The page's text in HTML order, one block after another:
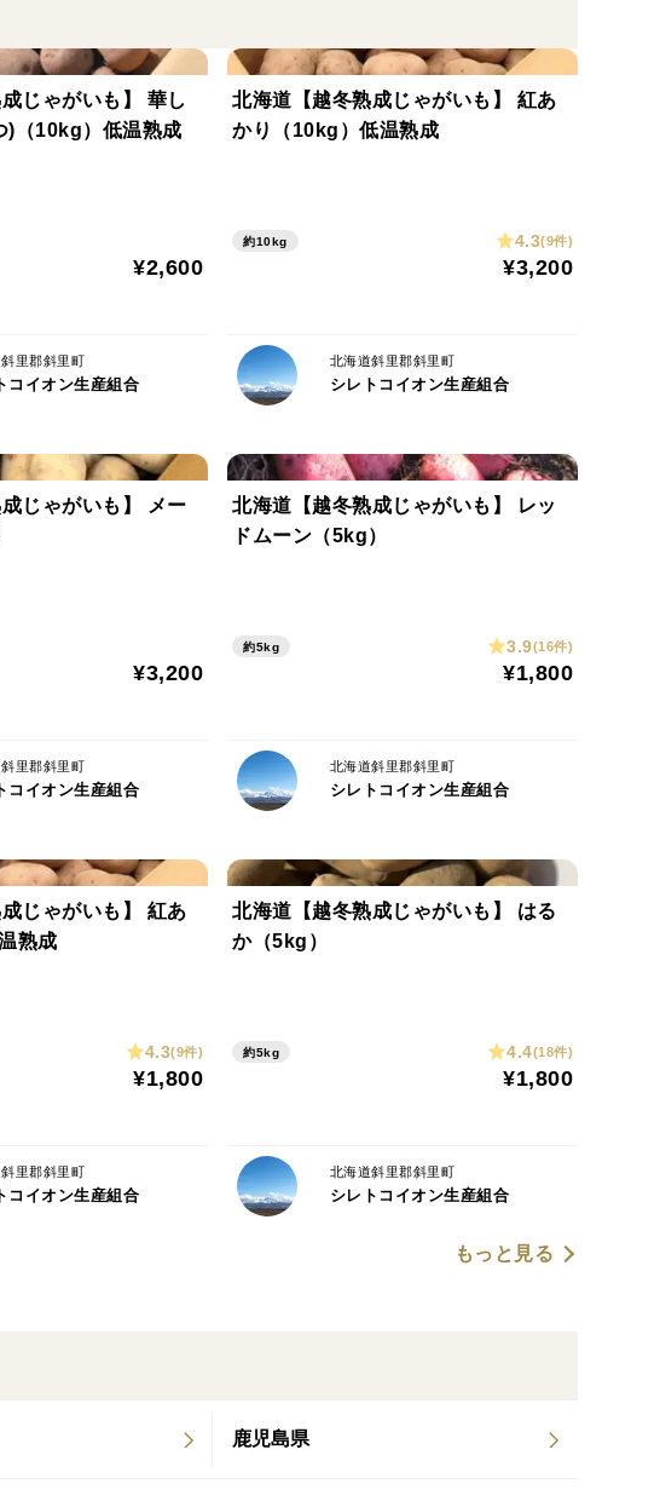
るように密閉せず、冷蔵庫での保存をお願いいたします。
ゃがいもが温度差で濡れている場合がございますが、品質には
ございますが、品質には問題ございません。洗ってご使用くだ
て取り除いて、お召し上がりください。
て肌がポツポツと窪みがある場合等もございます。甘さが増し
ございません。
鹿児島県
じゃがいも】 華し
)（10kg）低温熟成
¥2,600
里郡斜里町
コイオン生産組合
北海道【越冬熟成じゃがいも】 紅あ
かり（10kg）低温熟成
約10kg 4.3(9件)
¥3,200
北海道斜里郡斜里町
シレトコイオン生産組合
じゃがいも】 メー
¥3,200
里郡斜里町
コイオン生産組合
北海道【越冬熟成じゃがいも】 レッ
ドムーン（5kg）
約5kg 3.9(16件)
¥1,800
北海道斜里郡斜里町
シレトコイオン生産組合
じゃがいも】 紅あ
熟成
4.3(9件)
¥1,800
里郡斜里町
コイオン生産組合
北海道【越冬熟成じゃがいも】 はる
か（5kg）
約5kg 4.4(18件)
¥1,800
北海道斜里郡斜里町
シレトコイオン生産組合
もっと見る